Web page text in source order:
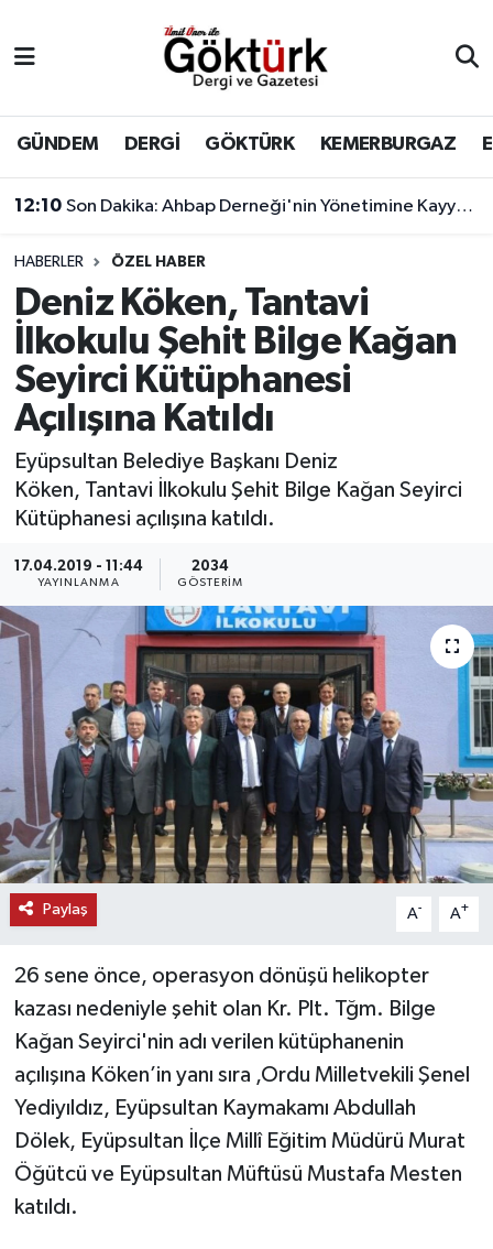
GÜNDEM DERGİ GÖKTÜRK KEMERBURGAZ
12:10 Son Dakika: Ahbap Derneği'nin Yönetimine Kayyum Atandı
HABERLER ÖZEL HABER
Deniz Köken, Tantavi
İlkokulu Şehit Bilge Kağan
Seyirci Kütüphanesi
Açılışına Katıldı
Eyüpsultan Belediye Başkanı Deniz
Köken, Tantavi İlkokulu Şehit Bilge Kağan Seyirci
Kütüphanesi açılışına katıldı.
17.04.2019 - 11:44
YAYINLANMA
2034
GÖSTERIM
Paylaş A- A+
26 sene önce, operasyon dönüşü helikopter
kazası nedeniyle şehit olan Kr. Plt. Tğm. Bilge
Kağan Seyirci'nin adı verilen kütüphanenin
açılışına Köken’in yanı sıra ,Ordu Milletvekili Şenel
Yediyıldız, Eyüpsultan Kaymakamı Abdullah
Dölek, Eyüpsultan İlçe Millî Eğitim Müdürü Murat
Öğütcü ve Eyüpsultan Müftüsü Mustafa Mesten
katıldı.
BİLİM
DERGİ
DÜNYA
EĞİTİM
EKONOMİ
GÖKTÜRK
KEMERBURGAZ
KÜLTÜR - SANAT
MAGAZİN
ÖZEL HABER
SAĞLIK
SPOR
TEKNOLOJİ
TİCARET
YAŞAM
Eyüpsultan Hava Durumu
Eyüpsultan Trafik Yoğunluk Haritası
Süper Lig Puan Durumu ve Fikstür
Tüm Manşetler
Son Dakika Haberleri
Haber Arşivi